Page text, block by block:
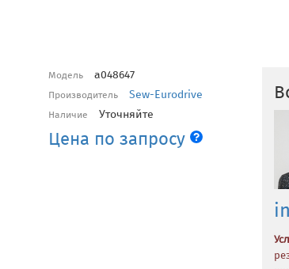
Модель a048647
Производитель Sew-Eurodrive
Наличие Уточняйте
Цена по запросу